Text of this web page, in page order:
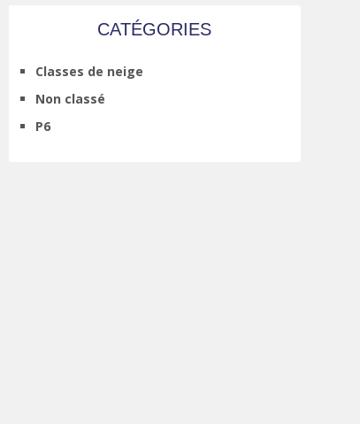
CATÉGORIES
Classes de neige
Non classé
P6